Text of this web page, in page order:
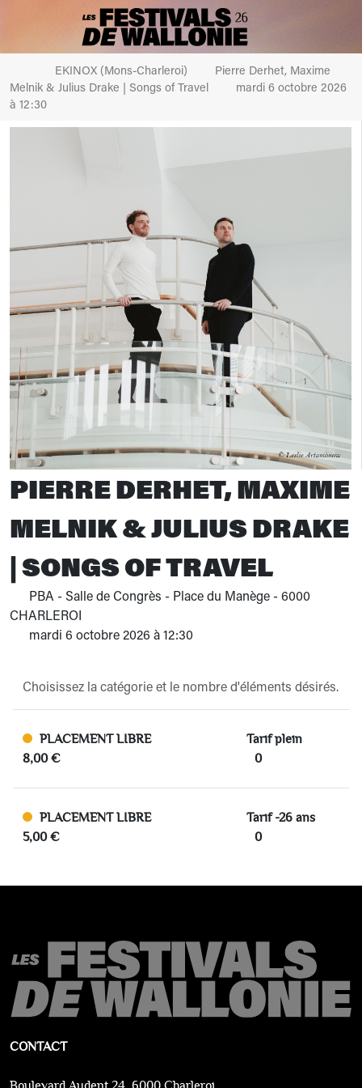
EKINOX (Mons-Charleroi)
Pierre Derhet, Maxime
Melnik & Julius Drake | Songs of Travel
mardi 6 octobre 2026
à 12:30
PIERRE DERHET, MAXIME
MELNIK & JULIUS DRAKE
| SONGS OF TRAVEL
PBA - Salle de Congrès - Place du Manège - 6000
CHARLEROI
mardi 6 octobre 2026 à 12:30
Choisissez la catégorie et le nombre d'éléments désirés.
PLACEMENT LIBRE
Tarif plein
8,00 €
0
PLACEMENT LIBRE
Tarif -26 ans
5,00 €
0
CONTACT